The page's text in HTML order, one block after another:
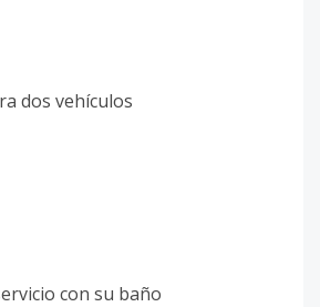
dos vehículos
con su baño